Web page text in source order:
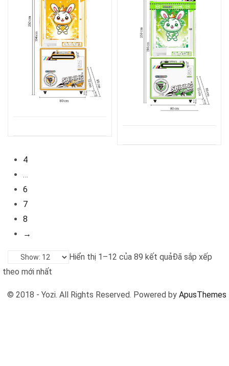
4
…
6
7
8
→
Hiển thị 1–12 của 89 kết quảĐã sắp xếp
theo mới nhất
© 2018 - Yozi. All Rights Reserved. Powered by ApusThemes